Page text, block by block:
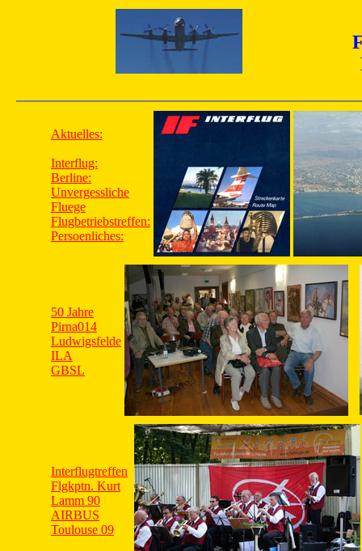
Aktuelles:
Interflug:
Berline:
Unvergessliche
Fluege
Flugbetriebstreffen:
Persoenliches:
50 Jahre
Pirna014
Ludwigsfelde
ILA
GBSL
Interflugtreffen
Flgkptn. Kurt
Lamm 90
AIRBUS
Toulouse 09